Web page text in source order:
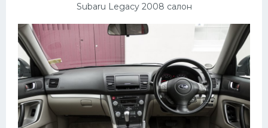
Subaru Legacy 2008 салон